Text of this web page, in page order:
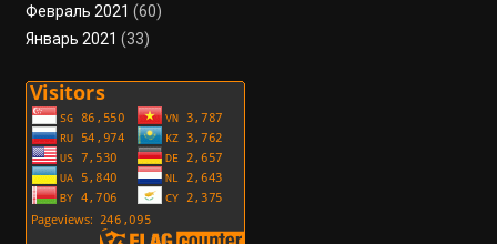
Февраль 2021 (60)
Январь 2021 (33)